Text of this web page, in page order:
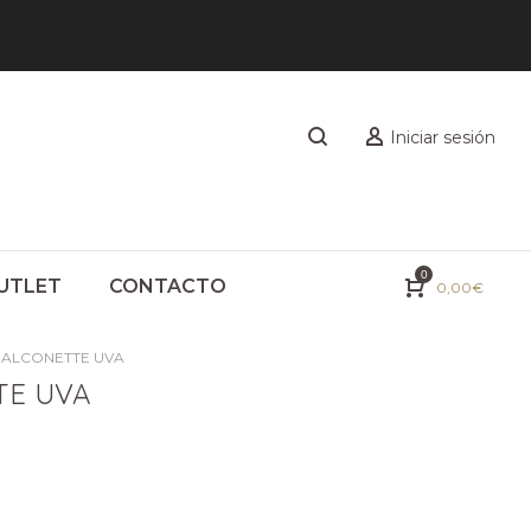
Iniciar sesión
CONTACTO
0
0,00€
UVA
UVA